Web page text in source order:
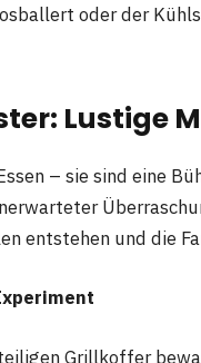
oder der
Lustige
– sie sind eine
entstehen und die
Grillkoffer